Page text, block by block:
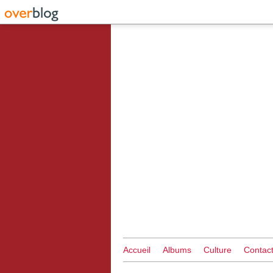
Accueil Albums Culture Contact